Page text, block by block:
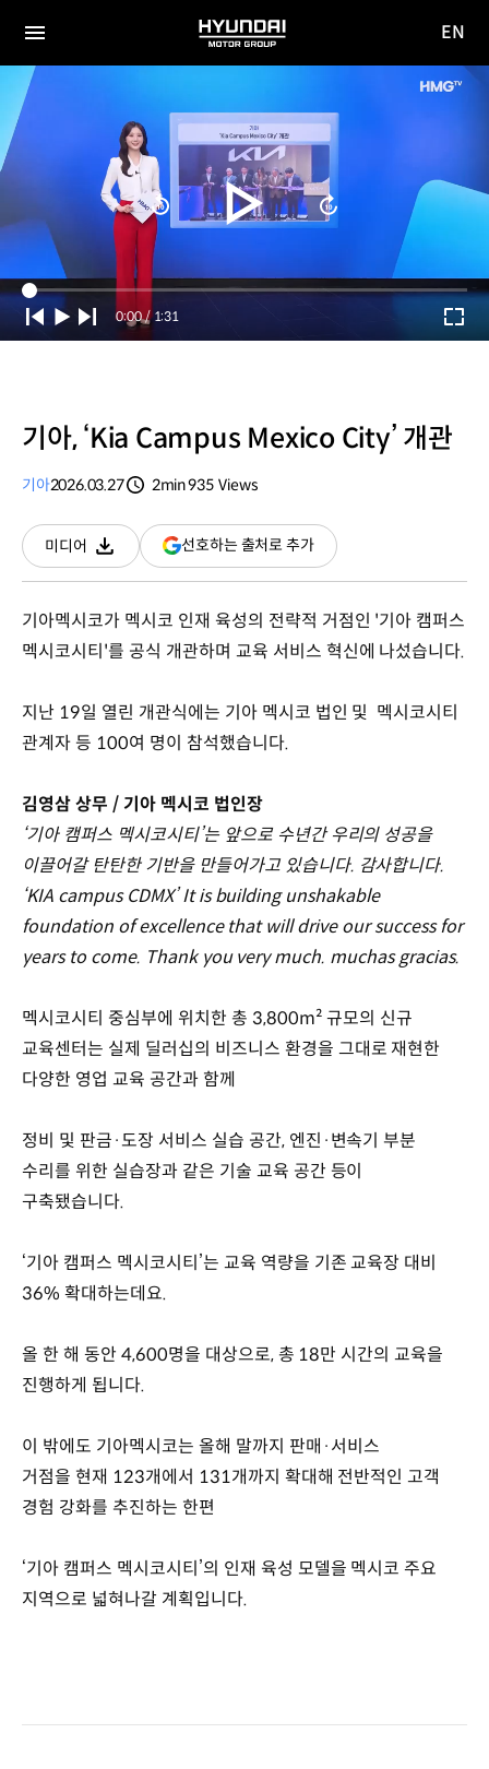
전체
HYUNDAI
MOTOR
사이
EN
Current
Time
0:00 / Duration
1:31
기아, ‘Kia Campus Mexico City’ 개관
기아2026.03.27
2min935 Views
미디어
다운로드
선호하는 출처로 추가(새
창
기아멕시코가 멕시코 인재 육성의 전략적 거점인 '기아 캠퍼스
멕시코시티'를 공식 개관하며 교육 서비스 혁신에 나섰습니다.
지난 19일 열린 개관식에는 기아 멕시코 법인 및 멕시코시티
관계자 등 100여 명이 참석했습니다.
김영삼 상무 / 기아 멕시코 법인장
‘기아 캠퍼스 멕시코시티’는 앞으로 수년간 우리의 성공을
이끌어갈 탄탄한 기반을 만들어가고 있습니다. 감사합니다.
‘KIA campus CDMX’ It is building unshakable
foundation of excellence that will drive our success for
years to come. Thank you very much. muchas gracias.
멕시코시티 중심부에 위치한 총 3,800m² 규모의 신규
교육센터는 실제 딜러십의 비즈니스 환경을 그대로 재현한
다양한 영업 교육 공간과 함께
정비 및 판금·도장 서비스 실습 공간, 엔진·변속기 부분
수리를 위한 실습장과 같은 기술 교육 공간 등이
구축됐습니다.
‘기아 캠퍼스 멕시코시티’는 교육 역량을 기존 교육장 대비
36% 확대하는데요.
올 한 해 동안 4,600명을 대상으로, 총 18만 시간의 교육을
진행하게 됩니다.
이 밖에도 기아멕시코는 올해 말까지 판매·서비스
거점을 현재 123개에서 131개까지 확대해 전반적인 고객
경험 강화를 추진하는 한편
‘기아 캠퍼스 멕시코시티’의 인재 육성 모델을 멕시코 주요
지역으로 넓혀나갈 계획입니다.